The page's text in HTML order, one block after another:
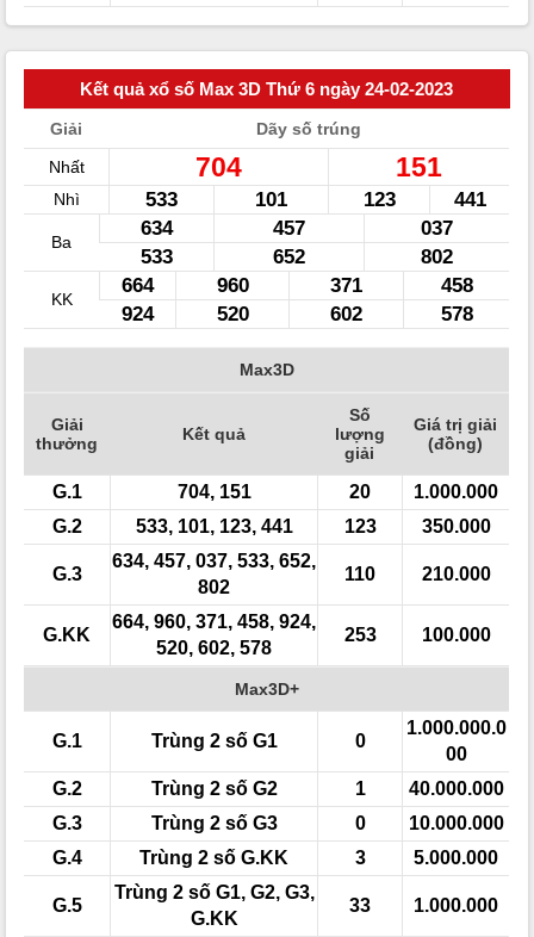
Kết quả xổ số Max 3D Thứ 6 ngày 24-02-2023
Giải
Dãy số trúng
Nhất
704 151
Nhì 533 101 123 441
Ba
634 457
037
533
652 802
KK
664 960 371
458
924
520 602 578
Max3D
Giải
thưởng
Kết quả
Số
lượng
giải
Giá trị giải
(đồng)
G.1 704, 151 20
1.000.000
G.2
533, 101, 123, 441 123 350.000
G.3
634, 457, 037, 533, 652,
802
110 210.000
G.KK
664, 960, 371, 458, 924,
520, 602, 578
253 100.000
Max3D+
G.1 Trùng 2 số G1 0
1.000.000.0
00
G.2
Trùng 2 số G2 1
40.000.000
G.3
Trùng 2 số G3 0
10.000.000
G.4
Trùng 2 số G.KK 3 5.000.000
G.5
Trùng 2 số G1, G2, G3,
G.KK
33 1.000.000